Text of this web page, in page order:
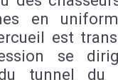
en
est
se
tunnel du